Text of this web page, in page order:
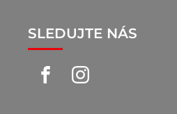
SLEDUJTE NÁS